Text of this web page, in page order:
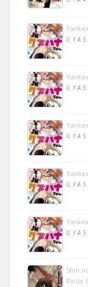
IL Y A 5
IL Y A 5
IL Y A 5
IL Y A 5
IL Y A 5
Shin
Raida